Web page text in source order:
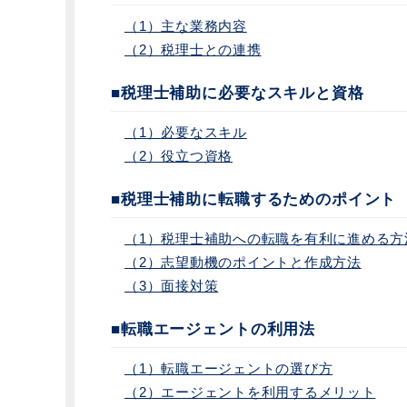
（1）主な業務内容
（2）税理士との連携
■税理士補助に必要なスキルと資格
（1）必要なスキル
（2）役立つ資格
■税理士補助に転職するためのポイント
（1）税理士補助への転職を有利に進める
（2）志望動機のポイントと作成方法
（3）面接対策
■転職エージェントの利用法
（1）転職エージェントの選び方
（2）エージェントを利用するメリット